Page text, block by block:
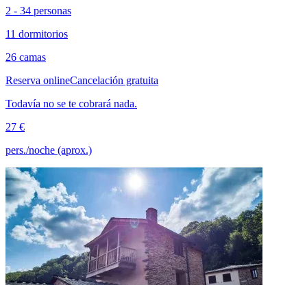
2 - 34 personas
11 dormitorios
26 camas
Reserva onlineCancelación gratuita
Todavía no se te cobrará nada.
27 €
pers./noche (aprox.)